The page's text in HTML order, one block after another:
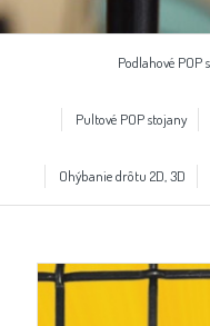
Podlahové POP
Pultové POP stojany
Ohýbanie drôtu 2D, 3D